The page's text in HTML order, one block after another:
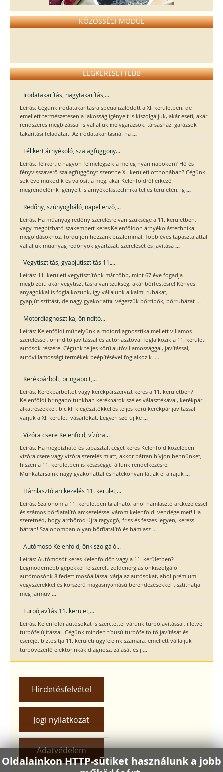
KÖZÖSSÉGI MODUL
LEGKERESETTEBB
Irodatakarítás, nagytakarítás,...
Leírás: Cégünk irodatakarításra specializálódott a XI. kerületben, de
emellett természetesen a lakosság igényeit is kiszolgáljuk, akár eseti, akár
rendszeres megbízással is vállaljuk mélygarázsok, társasházi garázsok
takarítási feladatait. Az irodatakarításnál na ...
Télikert árnyékoló, szalagfüggöny...
Leírás: Télikertje nagyon felmelegszik a meleg nyári napokon? Hő és
fényvisszaverő szalagfüggönyt szeretne XI. kerületi otthonában? Cégünk
sok éve működik és valósítja meg, akár Kelenföldről érkező
megrendelőink igényeit is árnyékolástechnika teljes területén, íg ...
Redőny, szúnyogháló, napellenző,...
Leírás: Ha műanyag redőny szerelésre van szüksége a 11. kerületben,
vagy megbízható szakembert keres Kelenföldön árnyékolástechnikai
megoldásokhoz, forduljon hozzánk bizalommal! Több éves tapasztalattal
vállaljuk műanyag redőnyök gyártását, szerelését és javításá ...
Vegytisztítás, gyapjútisztítás 11....
Leírás: 11. kerületi vegytisztítónk már több, mint 67 éve fogadja
megbízóit, akár vegytisztításra van szükség, akár bőrfestésre! Kényes
anyagokkal is foglalkozunk, így vállalunk alkalmi ruhákat,
gyapjútisztítást, de nagy gyakorlattal végezzük bőrcipők, bőrruházat ...
Motordiagnosztika, önindító...
Leírás: Kelenföldi műhelyünk a motordiagnosztika mellett villamos
szereléssel, önindító javítással és autóriasztóval foglalkozik a 11. kerületi
autósok részére. Cégünk teljes körű autóvillamossággal, javítással,
autóvillamossági termékek beépítésével foglalkozik. ...
Kerékpárbolt, bringabolt,...
Leírás: Kerékpárboltot vagy kerékpárszervizt keres a 11. kerületben?
Kelenföldi bringaboltunkban kerékpárok széles választékával, kerékpár
alkatrészekkel, bicikli kiegészítőkkel és teljes körű kerékpár javítással
várjuk a XI. kerületi vásárlókat. Legyen szó új ke ...
Vízóra csere Kelenföld, vízóra...
Leírás: Ha megbízható és tapasztalt céget keres Kelenföld közelében
vízóra csere vagy vízóra szerelés miatt, akkor bátran hívjon bennünket,
hiszen a 11. kerületben is készséggel állunk rendelkezésre.
Munkatársaink nagy gyakorlattal és hatékonyan látják el a rájuk ...
Hámlasztó arckezelés 11. kerület,...
Leírás: Szalonom a 11. kerületben található, ahol hámlasztó arckezeléssel
és számos bőrfiatalító arckezeléssel várom kelenföldi vendégeimet! Ha
szeretnéd, hogy arcbőröd újra ragyogó, friss és feszes legyen, keress
bátran! Szalonomban olyan bőrfiatalító és hámlasz ...
Autómosó Kelenföld, önkiszolgáló...
Leírás: Autómosót keres Kelenföldön vagy a 11. kerületben?
Legmodernebb gépekkel felszerelt, zöldenergiás önkiszolgáló
autómosónk 8 fedett mosóállással várja az autósokat, ahol prémium
vegyszerekkel és korszerű magasnyomású berendezésekkel tisztíthatja
meg járműv ...
Turbójavítás 11. kerület,...
Leírás: Kelenföldi autósokat is szeretettel várunk turbójavítással, illetve
turbófelújítással. Cégünk minden típusú turbófeltöltő javítását és
cseréjét biztosítja 11. kerületi ügyfeleink számára, emellett vállaljuk
turbóvezérlő elektorinkák diagnosztizálását és j ...
Hirdetésfelvétel
Jogi nyilatkozat
Adatvédelem
Oldalainkon HTTP-sütiket használunk a jobb